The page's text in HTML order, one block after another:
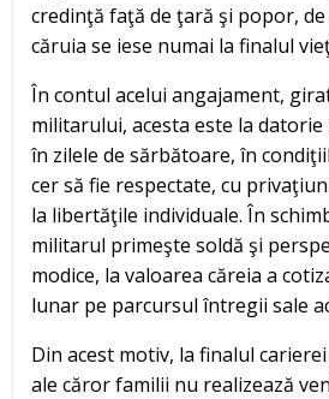
credinţă faţă de ţară şi popor,
căruia se iese numai la finalul
În contul acelui angajament,
militarului, acesta este la
în zilele de sărbătoare, în
cer să fie respectate, cu
la libertăţile individuale. În
militarul primeşte soldă şi
modice, la valoarea căreia a
lunar pe parcursul întregii sale
Din acest motiv, la finalul
ale căror familii nu realizează